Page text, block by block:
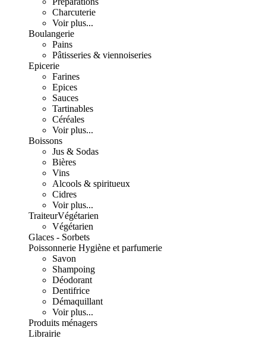
Charcuterie
Voir plus...
Boulangerie
Pains
Pâtisseries & viennoiseries
Epicerie
Farines
Epices
Sauces
Tartinables
Céréales
Voir plus...
Boissons
Jus & Sodas
Bières
Vins
Alcools & spiritueux
Cidres
Voir plus...
TraiteurVégétarien
Végétarien
Glaces - Sorbets
Poissonnerie Hygiène et parfumerie
Savon
Shampoing
Déodorant
Dentifrice
Démaquillant
Voir plus...
Produits ménagers
Librairie